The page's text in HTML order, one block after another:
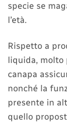
specie se
l’età.
Rispetto a
liquida, molto
canapa
nonché la
presente in
quello